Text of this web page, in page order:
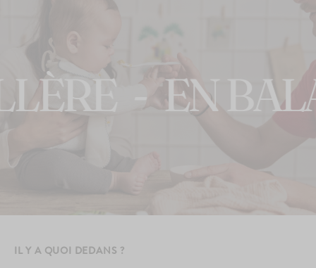
- EN BALADE
IL Y A QUOI DEDANS ?